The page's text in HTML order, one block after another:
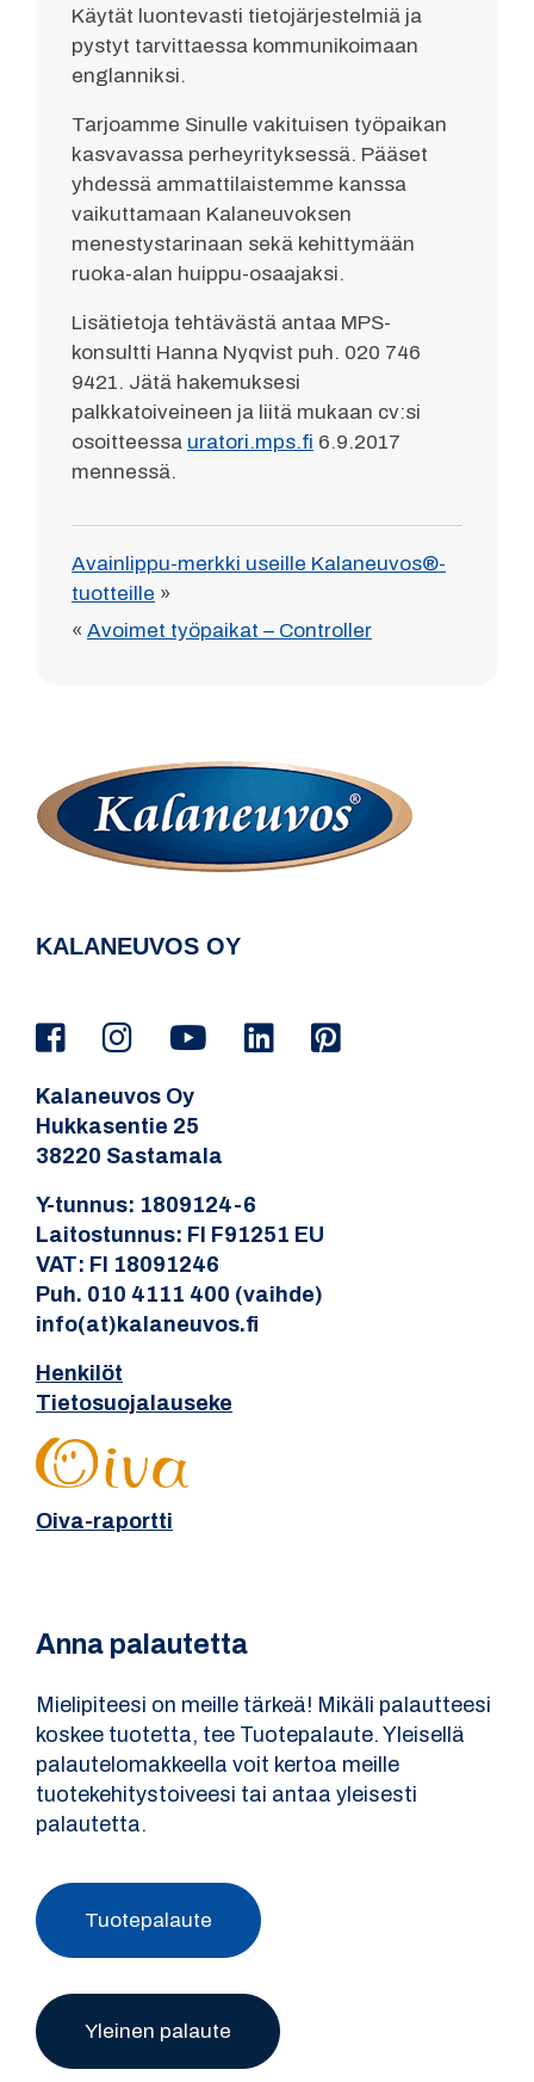
Käytät luontevasti tietojärjestelmiä ja
pystyt tarvittaessa kommunikoimaan
englanniksi.
Tarjoamme Sinulle vakituisen työpaikan
kasvavassa perheyrityksessä. Pääset
yhdessä ammattilaistemme kanssa
vaikuttamaan Kalaneuvoksen
menestystarinaan sekä kehittymään
ruoka-alan huippu-osaajaksi.
Lisätietoja tehtävästä antaa MPS-
konsultti Hanna Nyqvist puh. 020 746
9421. Jätä hakemuksesi
palkkatoiveineen ja liitä mukaan cv:si
osoitteessa uratori.mps.fi 6.9.2017
mennessä.
Avainlippu-merkki useille Kalaneuvos®-
tuotteille »
« Avoimet työpaikat – Controller
KALANEUVOS OY
Kalaneuvos Oy
Hukkasentie 25
38220 Sastamala
Y-tunnus: 1809124-6
Laitostunnus: FI F91251 EU
VAT: FI 18091246
Puh. 010 4111 400 (vaihde)
info(at)kalaneuvos.fi
Henkilöt
Tietosuojalauseke
Oiva-raportti
Anna palautetta
Mielipiteesi on meille tärkeä! Mikäli palautteesi
koskee tuotetta, tee Tuotepalaute. Yleisellä
palautelomakkeella voit kertoa meille
tuotekehitystoiveesi tai antaa yleisesti
palautetta.
Tuotepalaute
Yleinen palaute